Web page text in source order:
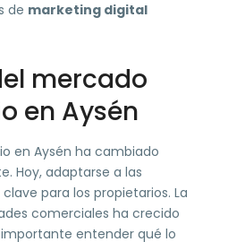
de marketing digital
mercado
en Aysén
en Aysén ha cambiado
Hoy, adaptarse a las
para los propietarios. La
comerciales ha crecido
entender qué lo